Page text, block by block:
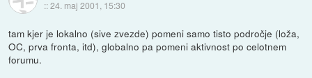
::24. maj 2001, 15:30
tam kjer je lokalno (sive zvezde) pomeni samo tisto področje (loža,
OC, prva fronta, itd), globalno pa pomeni aktivnost po celotnem
forumu.